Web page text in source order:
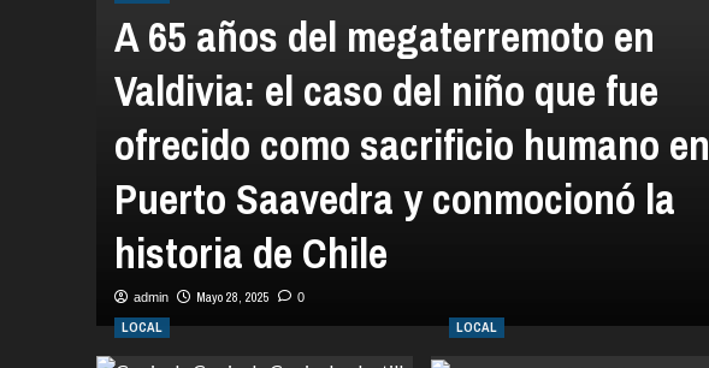
A 65 años del megaterremoto en
Valdivia: el caso del niño que fue
ofrecido como sacrificio humano en
Puerto Saavedra y conmocionó la
historia de Chile
admin Mayo 28, 2025 0
LOCAL LOCAL